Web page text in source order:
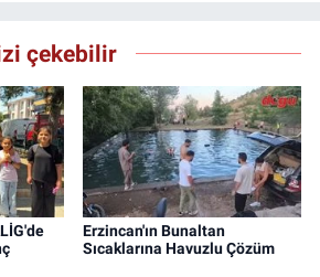
çekebilir
Erzincan'ın Bunaltan
Sıcaklarına Havuzlu Çözüm